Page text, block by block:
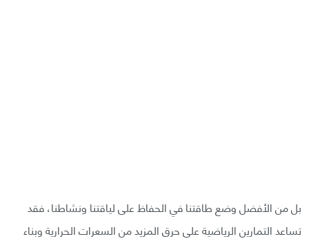
بل من الأفضل وضع طاقتنا في الحفاظ على لياقتنا ونشاطنا، فقد
تساعد التمارين الرياضية على حرق المزيد من السعرات الحرارية وبناء